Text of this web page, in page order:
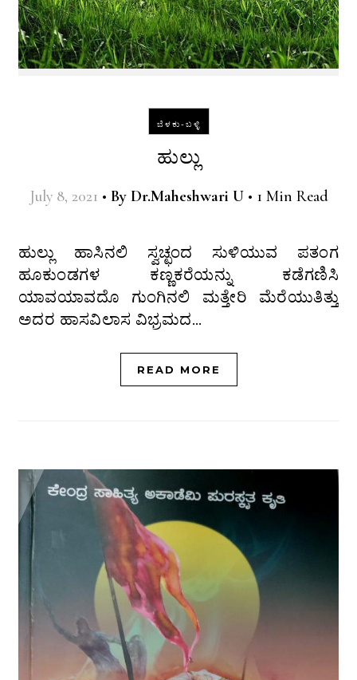
ಬೆಳಕು-ಬಳ್ಳಿ
ಹುಲ್ಲು
July 8, 2021 • By Dr.Maheshwari U • 1 Min Read
ಹುಲ್ಲು ಹಾಸಿನಲಿ ಸ್ವಚ್ಛಂದ ಸುಳಿಯುವ ಪತಂಗ
ಹೂಕುಂಡಗಳ ಕಣ್ಣಕರೆಯನ್ನು ಕಡೆಗಣಿಸಿ
ಯಾವಯಾವದೊ ಗುಂಗಿನಲಿ ಮತ್ತೇರಿ ಮೆರೆಯುತಿತ್ತು
ಅದರ ಹಾಸವಿಲಾಸ ವಿಭ್ರಮದ…
READ MORE